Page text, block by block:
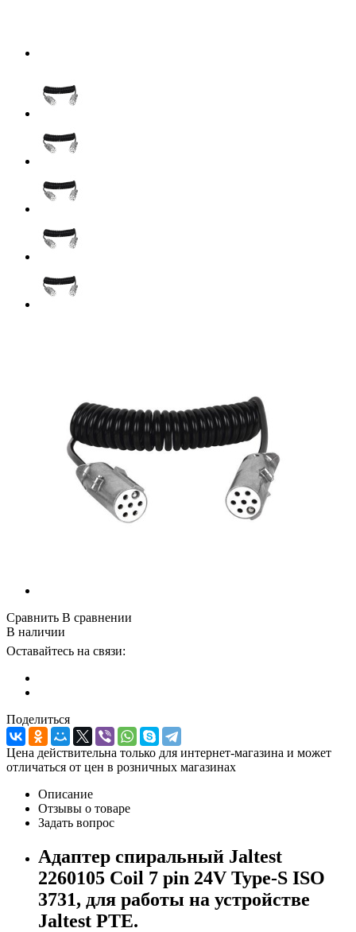
Сравнить В сравнении
В наличии
Оставайтесь на связи:
Поделиться
Цена действительна только для интернет-магазина и может
отличаться от цен в розничных магазинах
Описание
Отзывы о товаре
Задать вопрос
Адаптер спиральный Jaltest
2260105 Coil 7 pin 24V Type-S ISO
3731, для работы на устройстве
Jaltest PTE.